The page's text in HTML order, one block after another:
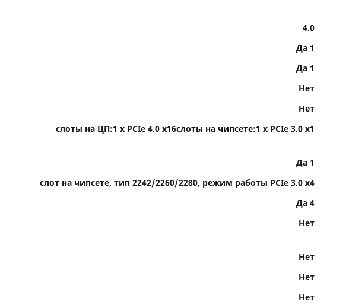
4.0
Да 1
Да 1
Нет
Нет
слоты на ЦП:1 x PCIe 4.0 x16слоты на чипсете:1 x PCIe 3.0 x1
Да 1
слот на чипсете, тип 2242/2260/2280, режим работы PCIe 3.0 x4
Да 4
Нет
Нет
Нет
Нет